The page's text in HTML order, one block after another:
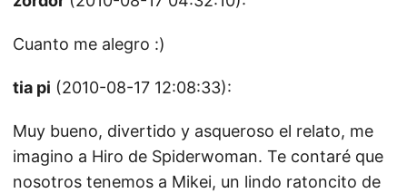
Cuanto me alegro :)
tia pi (2010-08-17 12:08:33):
Muy bueno, divertido y asqueroso el relato, me
imagino a Hiro de Spiderwoman. Te contaré que
nosotros tenemos a Mikei, un lindo ratoncito de